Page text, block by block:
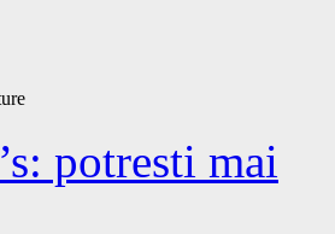
potresti mai